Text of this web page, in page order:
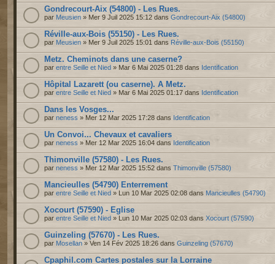
Gondrecourt-Aix (54800) - Les Rues.
par Meusien » Mer 9 Juil 2025 15:12 dans Gondrecourt-Aix (54800)
Réville-aux-Bois (55150) - Les Rues.
par Meusien » Mer 9 Juil 2025 15:01 dans Réville-aux-Bois (55150)
Metz. Cheminots dans une caserne?
par entre Seille et Nied » Mar 6 Mai 2025 01:28 dans Identification
Hôpital Lazarett (ou caserne). A Metz.
par entre Seille et Nied » Mar 6 Mai 2025 01:17 dans Identification
Dans les Vosges...
par neness » Mer 12 Mar 2025 17:28 dans Identification
Un Convoi... Chevaux et cavaliers
par neness » Mer 12 Mar 2025 16:04 dans Identification
Thimonville (57580) - Les Rues.
par neness » Mer 12 Mar 2025 15:52 dans Thimonville (57580)
Mancieulles (54790) Enterrement
par entre Seille et Nied » Lun 10 Mar 2025 02:08 dans Mancieulles (54790)
Xocourt (57590) - Eglise
par entre Seille et Nied » Lun 10 Mar 2025 02:03 dans Xocourt (57590)
Guinzeling (57670) - Les Rues.
par Mosellan » Ven 14 Fév 2025 18:26 dans Guinzeling (57670)
Cpaphil.com Cartes postales sur la Lorraine